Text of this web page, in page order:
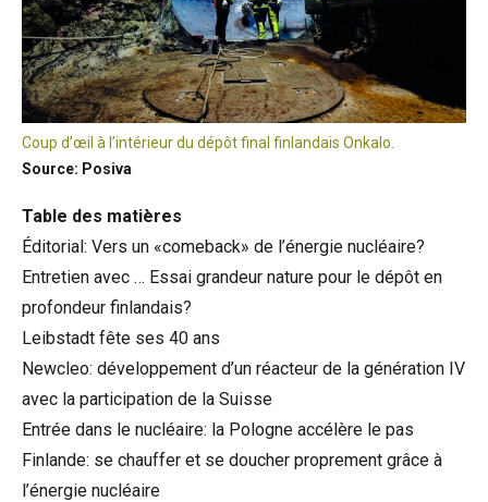
Coup d’œil à l’intérieur du dépôt final finlandais Onkalo.
Source: Posiva
Table des matières
Éditorial: Vers un «comeback» de l’énergie nucléaire?
Entretien avec … Essai grandeur nature pour le dépôt en
profondeur finlandais?
Leibstadt fête ses 40 ans
Newcleo: développement d’un réacteur de la génération IV
avec la participation de la Suisse
Entrée dans le nucléaire: la Pologne accélère le pas
Finlande: se chauffer et se doucher proprement grâce à
l’énergie nucléaire